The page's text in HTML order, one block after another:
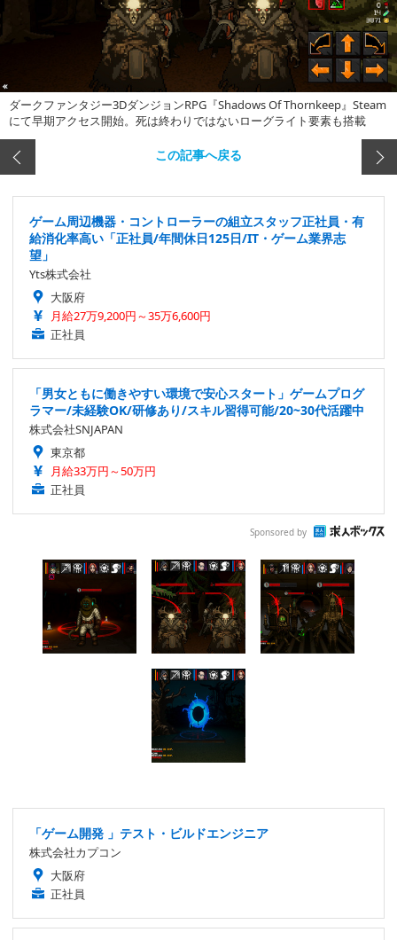
ダークファンタジー3DダンジョンRPG『Shadows Of Thornkeep』Steam
にて早期アクセス開始。死は終わりではないローグライト要素も搭載
この記事へ戻る
ゲーム周辺機器・コントローラーの組立スタッフ正社員・有
給消化率高い「正社員/年間休日125日/IT・ゲーム業界志
望」
Yts株式会社
大阪府
月給27万9,200円～35万6,600円
正社員
「男女ともに働きやすい環境で安心スタート」ゲームプログ
ラマー/未経験OK/研修あり/スキル習得可能/20~30代活躍中
株式会社SNJAPAN
東京都
月給33万円～50万円
正社員
Sponsored by
「ゲーム開発 」テスト・ビルドエンジニア
株式会社カプコン
大阪府
正社員